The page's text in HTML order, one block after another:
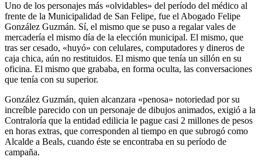
Uno de los personajes más «olvidables» del período del médico al
frente de la Municipalidad de San Felipe, fue el Abogado Felipe
González Guzmán. Sí, el mismo que se puso a regalar vales de
mercadería el mismo día de la elección municipal. El mismo, que
tras ser cesado, «huyó» con celulares, computadores y dineros de
caja chica, aún no restituidos. El mismo que tenía un sillón en su
oficina. El mismo que grababa, en forma oculta, las conversaciones
que tenía con su superior.
González Guzmán, quien alcanzara «penosa» notoriedad por su
increíble parecido con un personaje de dibujos animados, exigió a la
Contraloría que la entidad edilicia le pague casi 2 millones de pesos
en horas extras, que corresponden al tiempo en que subrogó como
Alcalde a Beals, cuando éste se encontraba en su período de
campaña.